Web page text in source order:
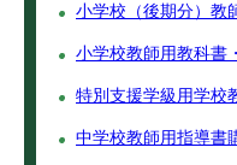
小学校（後期分）教
小学校教師用教科書
特別支援学級用学校
中学校教師用指導書